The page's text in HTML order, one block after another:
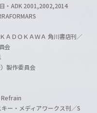
・ADK 2001,2002,2014
ＡＤＯＫＡＷＡ 角川書店刊／
会
製作委員会
ー・メディアワークス刊／S